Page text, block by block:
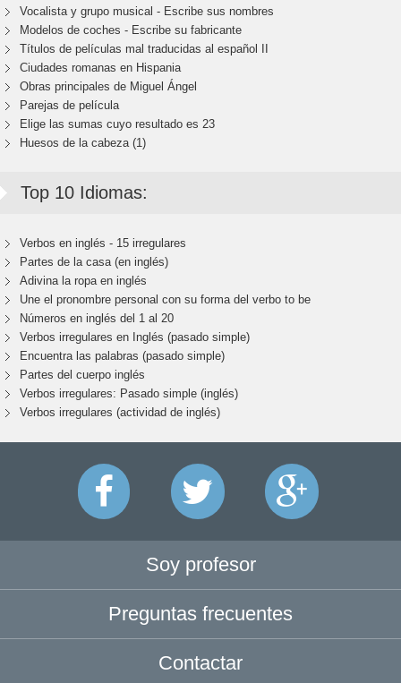
Vocalista y grupo musical - Escribe sus nombres
Modelos de coches - Escribe su fabricante
Títulos de películas mal traducidas al español II
Ciudades romanas en Hispania
Obras principales de Miguel Ángel
Parejas de película
Elige las sumas cuyo resultado es 23
Huesos de la cabeza (1)
Top 10 Idiomas:
Verbos en inglés - 15 irregulares
Partes de la casa (en inglés)
Adivina la ropa en inglés
Une el pronombre personal con su forma del verbo to be
Números en inglés del 1 al 20
Verbos irregulares en Inglés (pasado simple)
Encuentra las palabras (pasado simple)
Partes del cuerpo inglés
Verbos irregulares: Pasado simple (inglés)
Verbos irregulares (actividad de inglés)
Soy profesor
Preguntas frecuentes
Contactar